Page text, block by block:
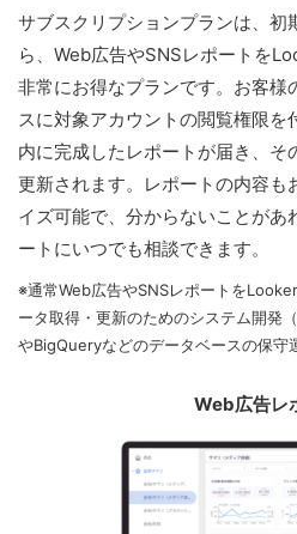
サブスクリプションプランは、
ら、Web広告やSNSレポートを
非常にお得なプランです。お客様
スに対象アカウントの閲覧権限を
内に完成したレポートが届き、そ
更新されます。レポートの内容も
イズ可能で、分からないことがあ
ートにいつでも相談できます。
※通常Web広告やSNSレポートを
ータ取得・更新のためのシステム開発
やBigQueryなどのデータベースの保守
Web広告レ